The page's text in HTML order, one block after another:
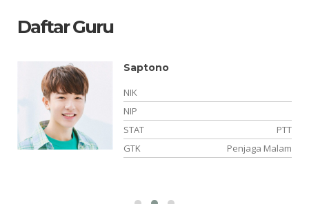
Daftar Guru
Saptono
NIK
NIP
STAT
PTT
GTK
Penjaga Malam